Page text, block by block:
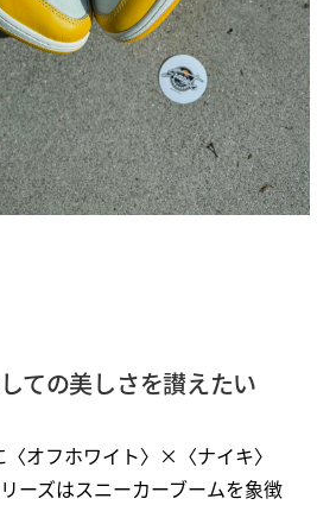
ての美しさを讃えたい
オフホワイト〉×〈ナイキ〉
ーズはスニーカーブームを象徴